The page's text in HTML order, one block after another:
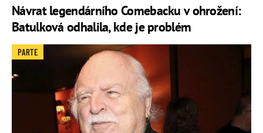
Návrat legendárního Comebacku v ohrožení:
Batulková odhalila, kde je problém
PARTE